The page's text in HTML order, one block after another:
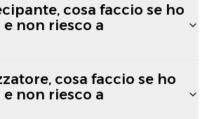
cosa faccio se ho
non riesco a
cosa faccio se ho
non riesco a